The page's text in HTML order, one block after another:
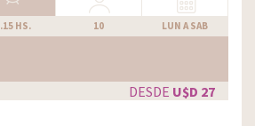
HS. 10 LUN ASAB
DESDE U$D 27